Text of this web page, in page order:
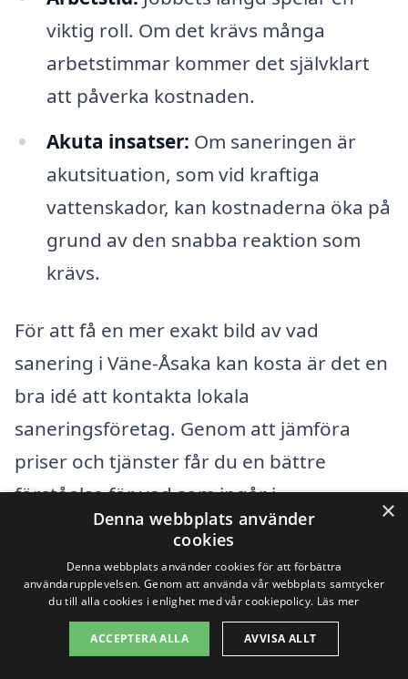
viktig roll. Om det krävs många
arbetstimmar kommer det självklart
att påverka kostnaden.
Akuta insatser: Om saneringen är
akutsituation, som vid kraftiga
vattenskador, kan kostnaderna öka på
grund av den snabba reaktion som
krävs.
För att få en mer exakt bild av vad
sanering i Väne-Åsaka kan kosta är det en
bra idé att kontakta lokala
saneringsföretag. Genom att jämföra
priser och tjänster får du en bättre
förståelse för vad som ingår i
erbjudandena. Många företag erbjuder
kostnadsfria konsultationer och kan
hjälpa dig att bedöma situationen innan
ett pris sätts. Tänk på att det ibland är
värt att investera lite mer i ett företag
×
Denna webbplats använder
cookies
Denna webbplats använder cookies för att förbättra
användarupplevelsen. Genom att använda vår webbplats samtycker
du till alla cookies i enlighet med vår cookiepolicy. Läs mer
ACCEPTERA ALLA AVVISA ALLT